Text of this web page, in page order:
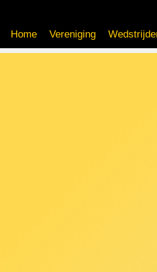
Home
Vereniging